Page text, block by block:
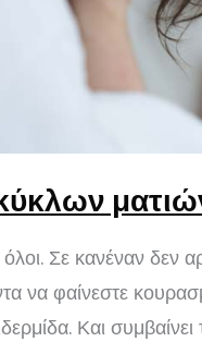
κύκλων
Σε κανέναν δεν
να φαίνεστε
Και